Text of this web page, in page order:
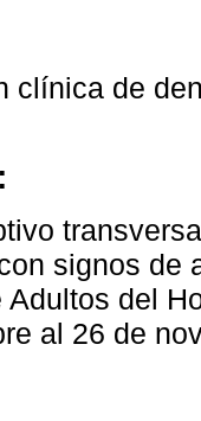
clínica de
signos de
Adultos del
al 26 de